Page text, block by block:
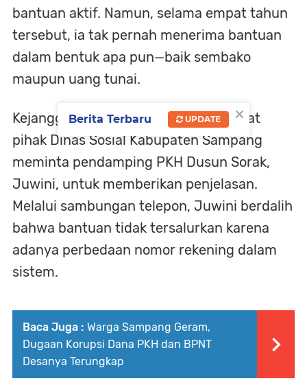
bantuan aktif. Namun, selama empat tahun
tersebut, ia tak pernah menerima bantuan
dalam bentuk apa pun—baik sembako
maupun uang tunai.
Kejanggalan ini semakin diperjelas saat
pihak Dinas Sosial Kabupaten Sampang
meminta pendamping PKH Dusun Sorak,
Juwini, untuk memberikan penjelasan.
Melalui sambungan telepon, Juwini berdalih
bahwa bantuan tidak tersalurkan karena
adanya perbedaan nomor rekening dalam
sistem.
Baca Juga : Warga Sampang Geram,
Dugaan Korupsi Dana PKH dan BPNT
Desanya Terungkap
×
Berita Terbaru UPDATE